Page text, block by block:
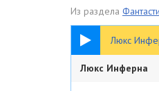
Из раздела
Люкс
3:03:14
Люкс Инферна